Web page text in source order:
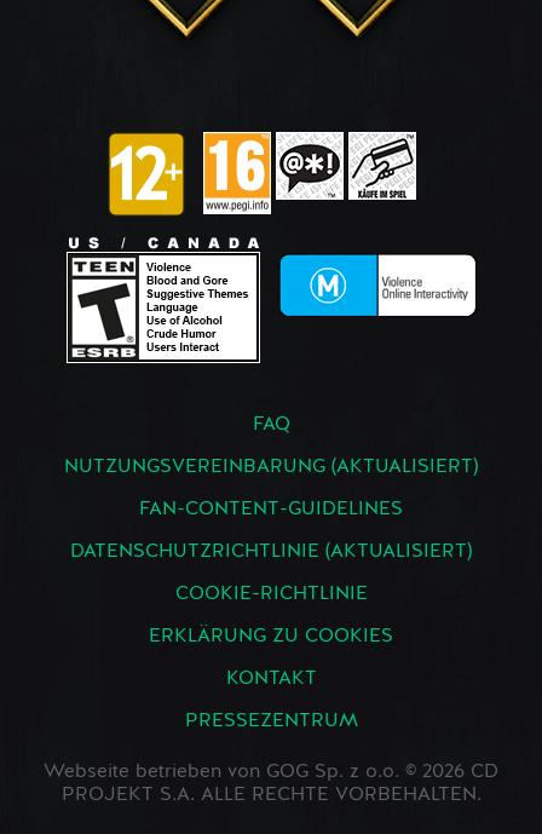
FAQ
NUTZUNGSVEREINBARUNG (AKTUALISIERT)
FAN-CONTENT-GUIDELINES
DATENSCHUTZRICHTLINIE (AKTUALISIERT)
COOKIE-RICHTLINIE
ERKLÄRUNG ZU COOKIES
KONTAKT
PRESSEZENTRUM
Webseite betrieben von GOG Sp. z o.o. © 2026 CD
PROJEKT S.A. ALLE RECHTE VORBEHALTEN.